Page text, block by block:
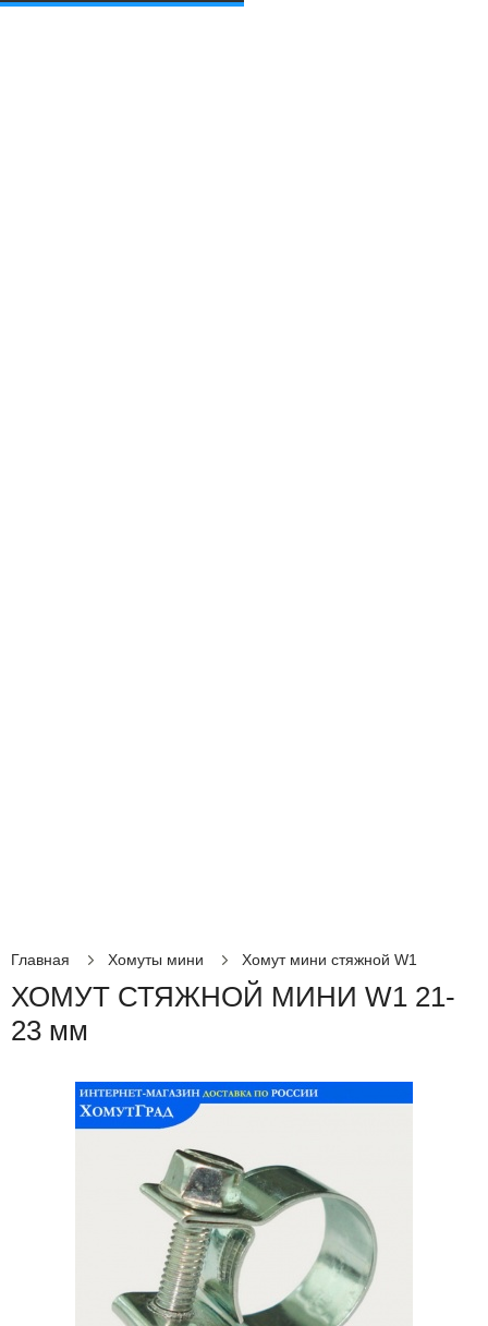
Главная Хомуты мини Хомут мини стяжной W1
ХОМУТ СТЯЖНОЙ МИНИ W1 21-
23 мм